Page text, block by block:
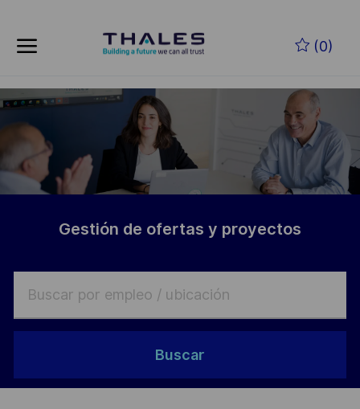
(0)
-
Gestión de ofertas y proyectos
Buscar